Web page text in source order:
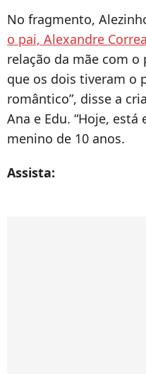
No fragmento,
o pai, Alexandre Correa
relação da mãe com o
que os dois tiveram o
romântico”, disse a
Ana e Edu. “Hoje,
menino de 10 anos.
Assista: